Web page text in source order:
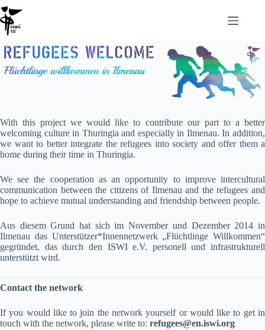
Zum
Inhalt
springen
With this project we would like to contribute our part to a better
welcoming culture in Thuringia and especially in Ilmenau. In addition,
we want to better integrate the refugees into society and offer them a
home during their time in Thuringia.
We see the cooperation as an opportunity to improve intercultural
communication between the citizens of Ilmenau and the refugees and
hope to achieve mutual understanding and friendship between people.
Aus diesem Grund hat sich im November und Dezember 2014 in
Ilmenau das Unterstützer*Innennetzwerk „Flüchtlinge Willkommen“
gegründet, das durch den ISWI e.V. personell und infrastrukturell
unterstützt wird.
Contact the network
If you would like to join the network yourself or would like to get in
touch with the network, please write to: refugees@en.iswi.org